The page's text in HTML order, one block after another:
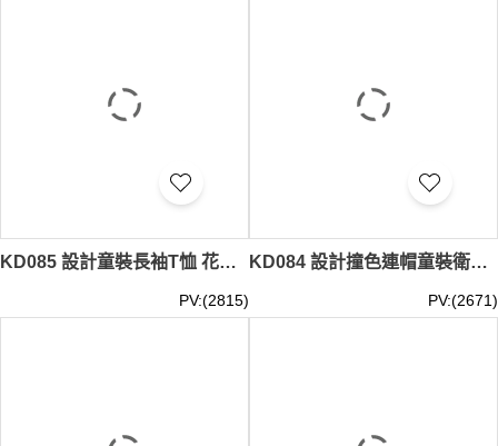
KD085 設計童裝長袖T恤 花灰 袖口間條 80.8%棉 19.2%滌 台灣 童裝製衣廠 黑色 假兩件t恤
PV:(2815)
KD084 設計撞色連帽童裝衛衣 反光帶 65%滌 35%棉 童裝製造商 黑色 白色
PV:(2671)